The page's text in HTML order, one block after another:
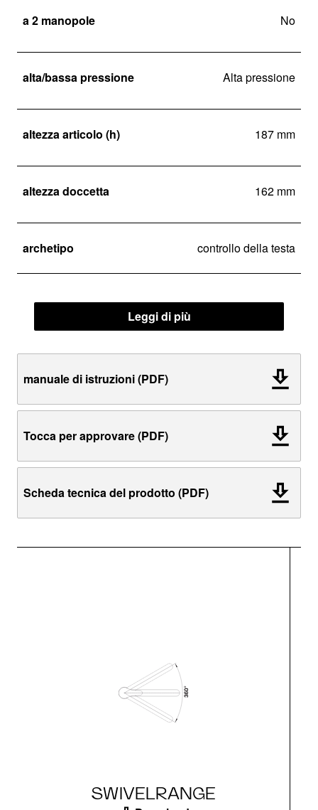
a 2 manopole No
alta/bassa pressione Alta pressione
altezza articolo (h) 187 mm
altezza doccetta 162 mm
archetipo controllo della testa
Leggi di più
manuale di istruzioni (PDF)
Tocca per approvare (PDF)
Scheda tecnica del prodotto (PDF)
SWIVELRANGE